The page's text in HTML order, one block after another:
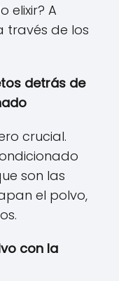
elixir? A
través de los
detrás de
crucial.
son las
el polvo,
con la